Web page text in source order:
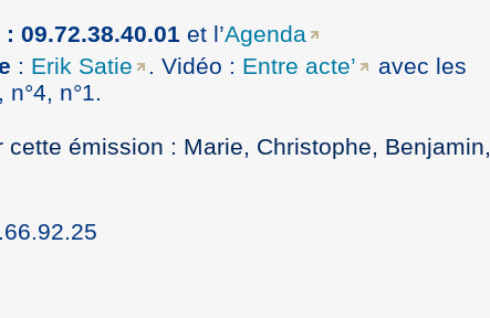
09.72.38.40.01 et l’Agenda
: Erik Satie . Vidéo : Entre acte’
avec les
n°1.
émission : Marie, Christophe, Benjamin,